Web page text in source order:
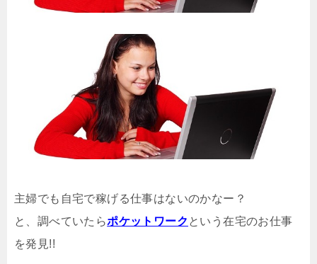
主婦でも自宅で稼げる仕事はないのかなー？
と、調べていたらポケットワーク という在宅のお仕事
を発見!!